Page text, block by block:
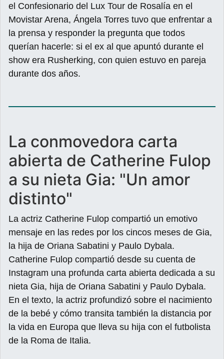
el Confesionario del Lux Tour de Rosalía en el
Movistar Arena, Ángela Torres tuvo que enfrentar a
la prensa y responder la pregunta que todos
querían hacerle: si el ex al que apuntó durante el
show era Rusherking, con quien estuvo en pareja
durante dos años.
La conmovedora carta
abierta de Catherine Fulop
a su nieta Gia: "Un amor
distinto"
La actriz Catherine Fulop compartió un emotivo
mensaje en las redes por los cincos meses de Gia,
la hija de Oriana Sabatini y Paulo Dybala.
Catherine Fulop compartió desde su cuenta de
Instagram una profunda carta abierta dedicada a su
nieta Gia, hija de Oriana Sabatini y Paulo Dybala.
En el texto, la actriz profundizó sobre el nacimiento
de la bebé y cómo transita también la distancia por
la vida en Europa que lleva su hija con el futbolista
de la Roma de Italia.